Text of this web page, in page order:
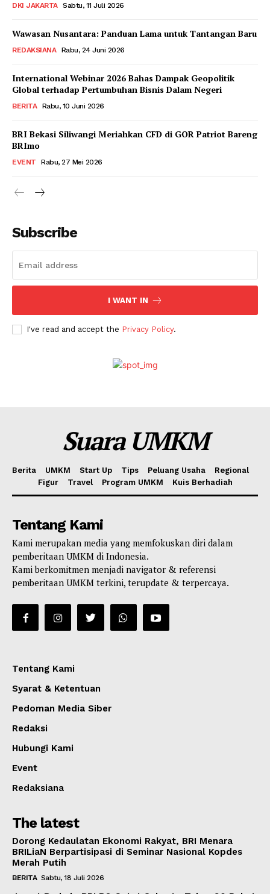
DKI JAKARTA Sabtu, 11 Juli 2026
Wawasan Nusantara: Panduan Lama untuk Tantangan Baru
REDAKSIANA Rabu, 24 Juni 2026
International Webinar 2026 Bahas Dampak Geopolitik
Global terhadap Pertumbuhan Bisnis Dalam Negeri
BERITA Rabu, 10 Juni 2026
BRI Bekasi Siliwangi Meriahkan CFD di GOR Patriot Bareng
BRImo
EVENT Rabu, 27 Mei 2026
Subscribe
I WANT IN
I've read and accept the Privacy Policy.
Suara UMKM
Berita UMKM Start Up Tips Peluang Usaha
Regional
Figur
Travel Program UMKM Kuis Berhadiah
Tentang Kami
Kami merupakan media yang memfokuskan diri dalam
pemberitaan UMKM di Indonesia.
Kami berkomitmen menjadi navigator & referensi
pemberitaan UMKM terkini, terupdate & terpercaya.
Tentang Kami
Syarat & Ketentuan
Pedoman Media Siber
Redaksi
Hubungi Kami
Event
Redaksiana
The latest
Dorong Kedaulatan Ekonomi Rakyat, BRI Menara
BRILiaN Berpartisipasi di Seminar Nasional Kopdes
Merah Putih
BERITA Sabtu, 18 Juli 2026